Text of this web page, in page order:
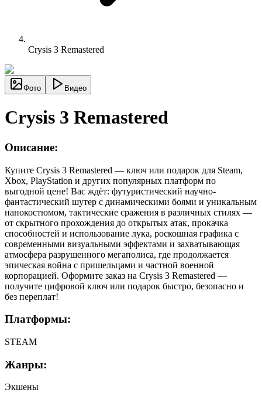
Crysis 3 Remastered
Фото Видео
Crysis 3 Remastered
Описание:
Купите Crysis 3 Remastered — ключ или подарок для Steam,
Xbox, PlayStation и других популярных платформ по
выгодной цене! Вас ждёт: футуристический научно-
фантастический шутер с динамическими боями и уникальным
нанокостюмом, тактические сражения в различных стилях —
от скрытного прохождения до открытых атак, прокачка
способностей и использование лука, роскошная графика с
современными визуальными эффектами и захватывающая
атмосфера разрушенного мегаполиса, где продолжается
эпическая война с пришельцами и частной военной
корпорацией. Оформите заказ на Crysis 3 Remastered —
получите цифровой ключ или подарок быстро, безопасно и
без переплат!
Платформы:
STEAM
Жанры:
Экшены